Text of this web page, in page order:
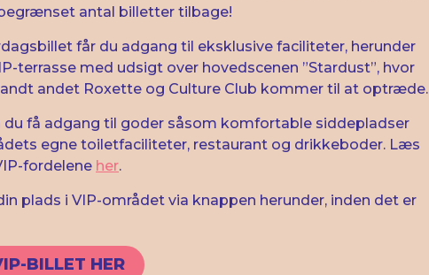
antal billetter tilbage!
får du adgang til eksklusive faciliteter, herunder
terrasse med udsigt over hovedscenen ”Stardust”, hvor
andet Roxette og Culture Club kommer til at optræde.
du få adgang til goder såsom komfortable siddepladser
egne toiletfaciliteter, restaurant og drikkeboder. Læs
fordelene her.
plads i VIP-området via knappen herunder, inden det er
BILLET HER